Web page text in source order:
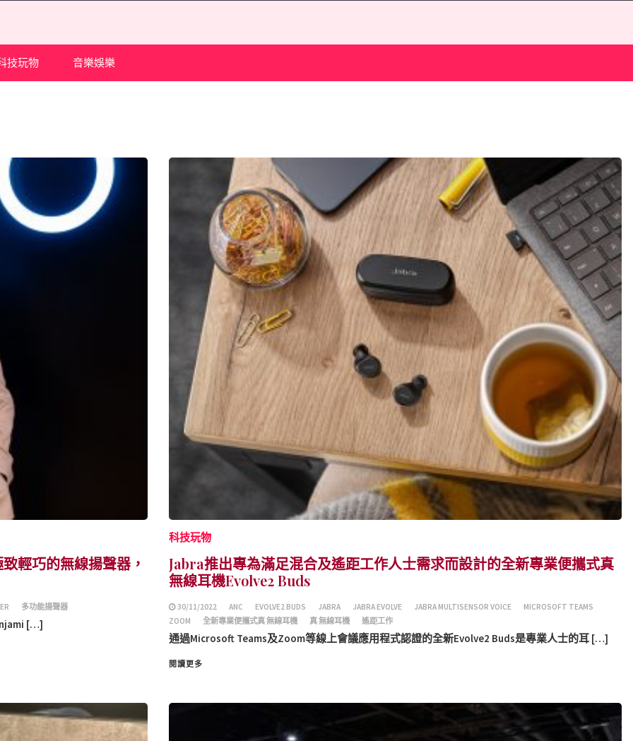
技玩物 音樂娛樂
輕巧的無線揚聲器，
多功能揚聲器
[…]
科技玩物
Jabra推出專為滿足混合及遙距工作人士需求而設計的全新專業便攜式真
無線耳機Evolve2 Buds
30/11/2022 ANC EVOLVE2 BUDS JABRA JABRA EVOLVE JABRA MULTISENSOR VOICE
MICROSOFT TEAMS
ZOOM
全新專業便攜式真 無線耳機 真 無線耳機 遙距工作
通過Microsoft Teams及Zoom等線上會議應用程式認證的全新Evolve2 Buds是專業人士的耳 […]
閱讀更多